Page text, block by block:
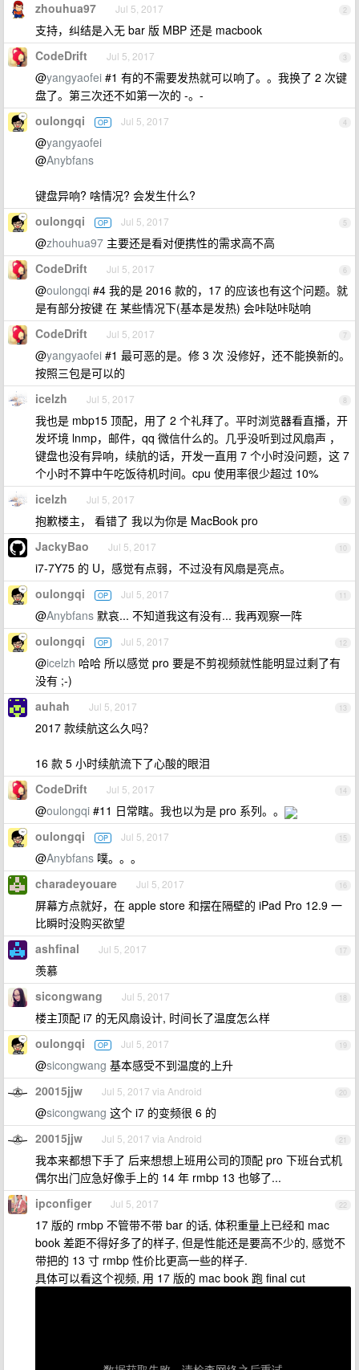
2
zhouhua97 Jul 5, 2017
支持，纠结是入无 bar 版 MBP 还是 macbook
3
CodeDrift Jul 5, 2017
@yangyaofei #1 有的不需要发热就可以响了。。我换了 2 次键
盘了。第三次还不如第一次的 -。-
4
oulongqi OP Jul 5, 2017
@yangyaofei
@Anybfans
键盘异响? 啥情况? 会发生什么?
5
oulongqi OP Jul 5, 2017
@zhouhua97 主要还是看对便携性的需求高不高
6
CodeDrift Jul 5, 2017
@oulongqi #4 我的是 2016 款的，17 的应该也有这个问题。就
是有部分按键 在 某些情况下(基本是发热) 会咔哒咔哒响
7
CodeDrift Jul 5, 2017
@yangyaofei #1 最可恶的是。修 3 次 没修好，还不能换新的。
按照三包是可以的
8
icelzh Jul 5, 2017
我也是 mbp15 顶配，用了 2 个礼拜了。平时浏览器看直播，开
发坏境 lnmp，邮件，qq 微信什么的。几乎没听到过风扇声 ，
键盘也没有异响，续航的话，开发一直用 7 个小时没问题，这 7
个小时不算中午吃饭待机时间。cpu 使用率很少超过 10%
9
icelzh Jul 5, 2017
抱歉楼主， 看错了 我以为你是 MacBook pro
10
JackyBao Jul 5, 2017
i7-7Y75 的 U，感觉有点弱，不过没有风扇是亮点。
11
oulongqi OP Jul 5, 2017
@Anybfans 默哀... 不知道我这有没有... 我再观察一阵
12
oulongqi OP Jul 5, 2017
@icelzh 哈哈 所以感觉 pro 要是不剪视频就性能明显过剩了有
没有 ;-)
13
auhah Jul 5, 2017
2017 款续航这么久吗？
16 款 5 小时续航流下了心酸的眼泪
14
CodeDrift Jul 5, 2017
@oulongqi #11 日常瞎。我也以为是 pro 系列。。
15
oulongqi OP Jul 5, 2017
@Anybfans 噗。。。
16
charadeyouare Jul 5, 2017
屏幕方点就好，在 apple store 和摆在隔壁的 iPad Pro 12.9 一
比瞬时没购买欲望
17
ashfinal Jul 5, 2017
羡慕
18
sicongwang Jul 5, 2017
楼主顶配 i7 的无风扇设计, 时间长了温度怎么样
19
oulongqi OP Jul 5, 2017
@sicongwang 基本感受不到温度的上升
20
20015jjw Jul 5, 2017 via Android
@sicongwang 这个 i7 的变频很 6 的
21
20015jjw Jul 5, 2017 via Android
我本来都想下手了 后来想想上班用公司的顶配 pro 下班台式机
偶尔出门应急好像手上的 14 年 rmbp 13 也够了...
22
ipconfiger Jul 5, 2017
17 版的 rmbp 不管带不带 bar 的话, 体积重量上已经和 mac
book 差距不得好多了的样子, 但是性能还是要高不少的, 感觉不
带把的 13 寸 rmbp 性价比更高一些的样子.
具体可以看这个视频, 用 17 版的 mac book 跑 final cut